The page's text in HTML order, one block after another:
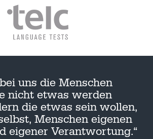
uns die Menschen
nicht etwas werden
die etwas sein wollen,
Menschen eigenen
eigener Verantwortung.“